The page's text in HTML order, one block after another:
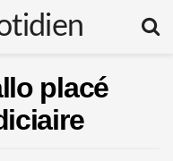
placé